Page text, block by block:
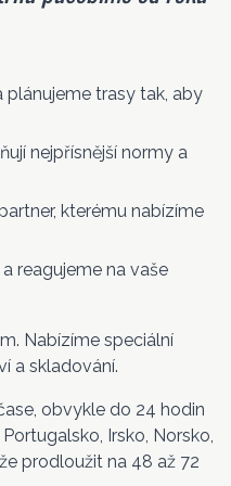
trasy tak, aby
nejpřísnější normy a
kterému nabízíme
reagujeme na vaše
Nabízíme speciální
a skladování.
obvykle do 24 hodin
Irsko, Norsko,
prodloužit na 48 až 72